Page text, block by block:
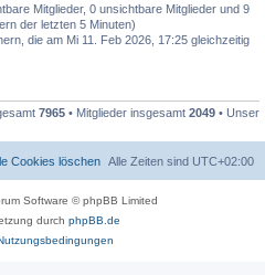
Mitglieder, 0 unsichtbare Mitglieder und 9
der letzten 5 Minuten)
die am Mi 11. Feb 2026, 17:25 gleichzeitig
7965 • Mitglieder insgesamt 2049 • Unser
Alle Zeiten sind UTC+02:00
Cookies löschen
Software © phpBB Limited
durch phpBB.de